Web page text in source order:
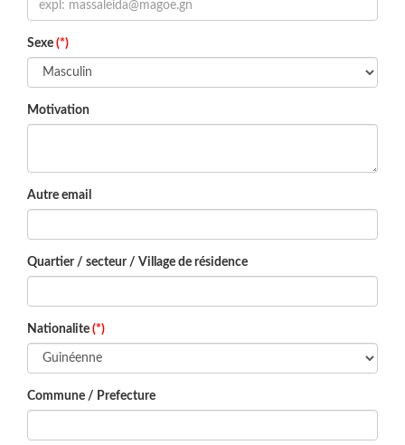
Sexe (*)
Motivation
Autre email
Quartier / secteur / Village de résidence
Nationalite (*)
Commune / Prefecture